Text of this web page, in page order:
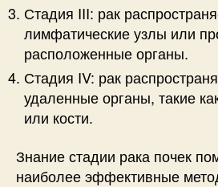
Стадия III: рак
лимфатические узлы или
расположенные органы.
Стадия IV: рак
удаленные органы, такие
или кости.
Знание стадии рака почек
наиболее эффективные